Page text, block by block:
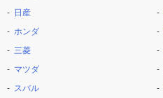
日産
ホンダ
三菱
マツダ
スバル